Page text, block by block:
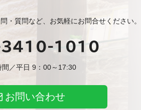
・質問など、お気軽にお問合せください。
1010
間／平日 9：00～17:30
お問い合わせ